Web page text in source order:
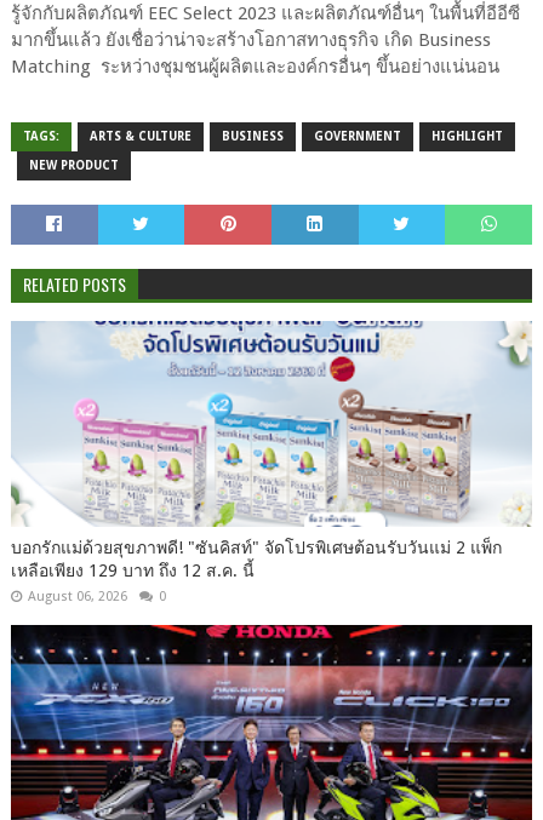
รู้จักกับผลิตภัณฑ์ EEC Select 2023 และผลิตภัณฑ์อื่นๆ ในพื้นที่อีอีซี
มากขึ้นแล้ว ยังเชื่อว่าน่าจะสร้างโอกาสทางธุรกิจ เกิด Business
Matching ระหว่างชุมชนผู้ผลิตและองค์กรอื่นๆ ขึ้นอย่างแน่นอน
TAGS: ARTS & CULTURE BUSINESS GOVERNMENT HIGHLIGHT
NEW PRODUCT
RELATED POSTS
บอกรักแม่ด้วยสุขภาพดี! "ซันคิสท์" จัดโปรพิเศษต้อนรับวันแม่ 2 แพ็ก
เหลือเพียง 129 บาท ถึง 12 ส.ค. นี้
August 06, 2026 0